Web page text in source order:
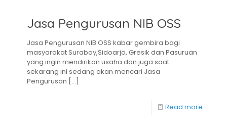
Jasa Pengurusan NIB OSS
Jasa Pengurusan NIB OSS kabar gembira bagi
masyarakat Surabay,Sidoarjo, Gresik dan Pasuruan
yang ingin mendirikan usaha dan juga saat
sekarang ini sedang akan mencari Jasa
Pengurusan […]
Read more